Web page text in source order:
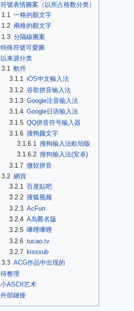
符號表情圖案（以所占格数分类）
1.1
一格的顏文字
1.2 兩格的顏文字
1.3 分隔線圖案
特殊符號可愛圖
以来源分类
3.1 軟件
3.1.1 iOS中文輸入法
3.1.2 谷歌拼音输入法
3.1.3 Google注音输入法
3.1.4 Google日语输入法
3.1.5 QQ拼音符号输入器
3.1.6 搜狗颜文字
3.1.6.1
搜狗输入法欧珀版
3.1.6.2 搜狗输入法(安卓)
3.1.7 微软拼音
3.2 網頁
3.2.1
百度貼吧
3.2.2 搜狐视频
3.2.3 AcFun
3.2.4 A岛匿名版
3.2.5 嗶哩嗶哩
3.2.6 tucao.tv
3.2.7
kisssub
3.3 ACG作品中出现的
待整理
小ASCII艺术
外部鏈接